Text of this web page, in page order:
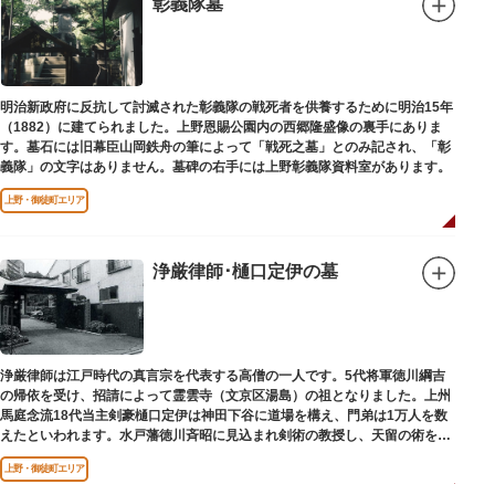
明治新政府に反抗して討滅された彰義隊の戦死者を供養するために明治15年
（1882）に建てられました。上野恩賜公園内の西郷隆盛像の裏手にありま
す。墓石には旧幕臣山岡鉄舟の筆によって「戦死之墓」とのみ記され、「彰
義隊」の文字はありません。墓碑の右手には上野彰義隊資料室があります。
上野・御徒町エリア
浄厳律師･樋口定伊の墓
浄厳律師は江戸時代の真言宗を代表する高僧の一人です。5代将軍徳川綱吉
の帰依を受け、招請によって霊雲寺（文京区湯島）の祖となりました。上州
馬庭念流18代当主剣豪樋口定伊は神田下谷に道場を構え、門弟は1万人を数
えたといわれます。水戸藩徳川斉昭に見込まれ剣術の教授し、天留の術を創
案しました。お墓は妙極院（みょうごくいん）にあります。
上野・御徒町エリア